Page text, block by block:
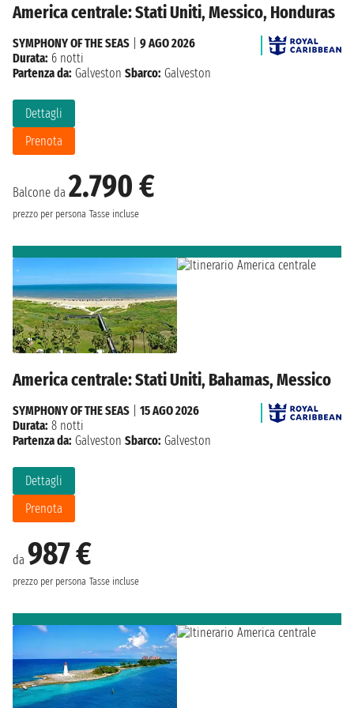
America centrale: Stati Uniti, Messico, Honduras
Balcone da 2.790 €
prezzo per persona Tasse incluse
Dettagli
Prenota
SYMPHONY OF THE SEAS
9 AGO 2026
Durata: 6 notti
Partenza da: Galveston Sbarco: Galveston
America centrale: Stati Uniti, Bahamas, Messico
da 987 €
prezzo per persona Tasse incluse
Dettagli
Prenota
SYMPHONY OF THE SEAS
15 AGO 2026
Durata: 8 notti
Partenza da: Galveston Sbarco: Galveston